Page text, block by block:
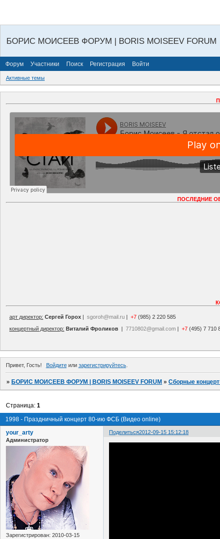
БОРИС МОИСЕЕВ ФОРУМ | BORIS MOISEEV FORUM
Форум Участники Поиск Регистрация Войти
Активные темы
ПОСЛЕДНИЕ
арт директор: Сергей Горох | sgoroh@mail.ru | +7 (985) 2 220 585
концертный директор: Виталий Фроликов | 7710802@gmail.com | +7 (495) 7 710
Привет, Гость! Войдитеили зарегистрируйтесь.
»БОРИС МОИСЕЕВ ФОРУМ | BORIS MOISEEV FORUM »Сборные
1998 - Праздничный концерт 80-ию ФСБ (Видео online)
Страница:1
Поделиться2012-09-15 15:12:18
your_arty
Администратор
Зарегистрирован: 2010-03-15